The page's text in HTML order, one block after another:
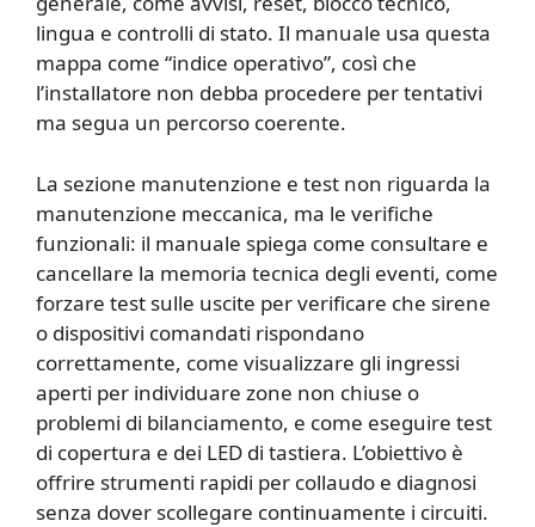
lingua e controlli di stato. Il manuale usa questa
mappa come “indice operativo”, così che
l’installatore non debba procedere per tentativi
ma segua un percorso coerente.
La sezione manutenzione e test non riguarda la
manutenzione meccanica, ma le verifiche
funzionali: il manuale spiega come consultare e
cancellare la memoria tecnica degli eventi, come
forzare test sulle uscite per verificare che sirene
o dispositivi comandati rispondano
correttamente, come visualizzare gli ingressi
aperti per individuare zone non chiuse o
problemi di bilanciamento, e come eseguire test
di copertura e dei LED di tastiera. L’obiettivo è
offrire strumenti rapidi per collaudo e diagnosi
senza dover scollegare continuamente i circuiti.